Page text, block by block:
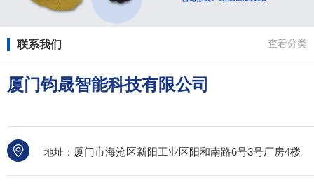
联系我们 查看分类
厦门钧晟智能科技有限公司
地址： 厦门市海沧区新阳工业区阳和南路6号3号厂房4楼